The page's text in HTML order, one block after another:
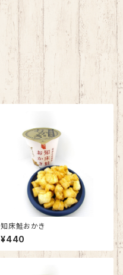
知床鮭おかき
¥440